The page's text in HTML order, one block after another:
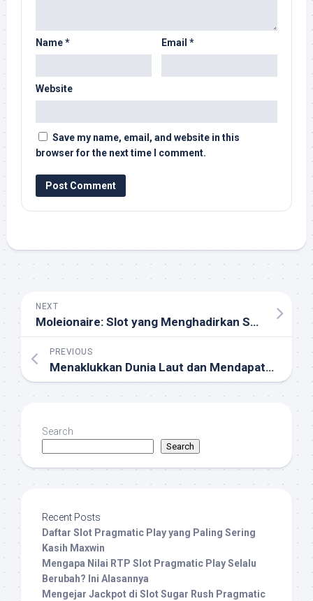
Name* Email *
Website
Save my name, email, and website in this
browser for the next time I comment.
NEXT
Moleionaire: Slot yang Menghadirkan Sensasi Kasino Asli
PREVIOUS
Menaklukkan Dunia Laut dan Mendapatkan Jackpot
Search
Search
Recent Posts
Daftar Slot Pragmatic Play yang Paling Sering
Kasih Maxwin
Mengapa Nilai RTP Slot Pragmatic Play Selalu
Berubah? Ini Alasannya
Mengejar Jackpot di Slot Sugar Rush Pragmatic